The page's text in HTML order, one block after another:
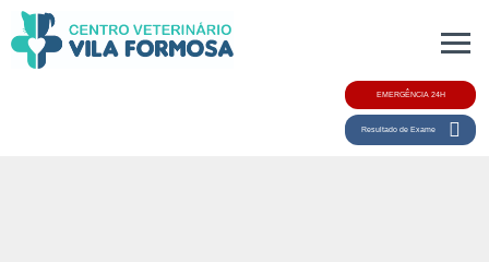
EMERGÊNCIA 24H
Resultado de Exame